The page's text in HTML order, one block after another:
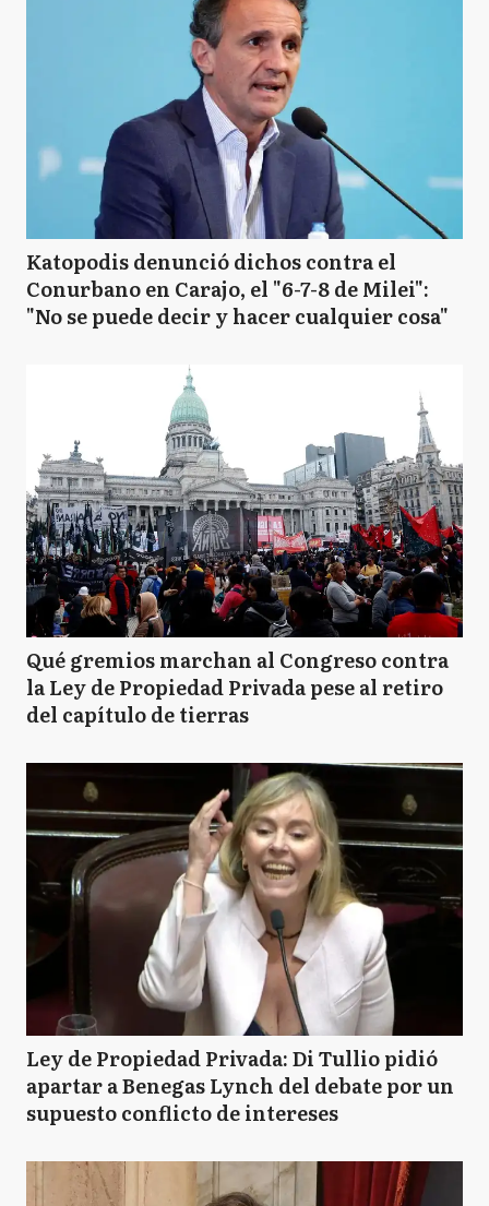
Katopodis denunció dichos contra el
Conurbano en Carajo, el "6-7-8 de Milei":
"No se puede decir y hacer cualquier cosa"
Qué gremios marchan al Congreso contra
la Ley de Propiedad Privada pese al retiro
del capítulo de tierras
Ley de Propiedad Privada: Di Tullio pidió
apartar a Benegas Lynch del debate por un
supuesto conflicto de intereses